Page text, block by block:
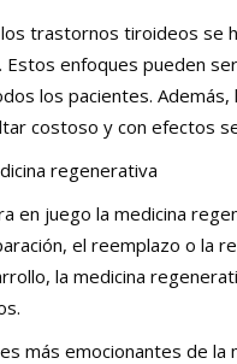
trastornos tiroideos se
Estos enfoques pueden
los pacientes.
costoso y con efectos
regenerativa
en juego la medicina
el reemplazo o la
la medicina
más emocionantes de